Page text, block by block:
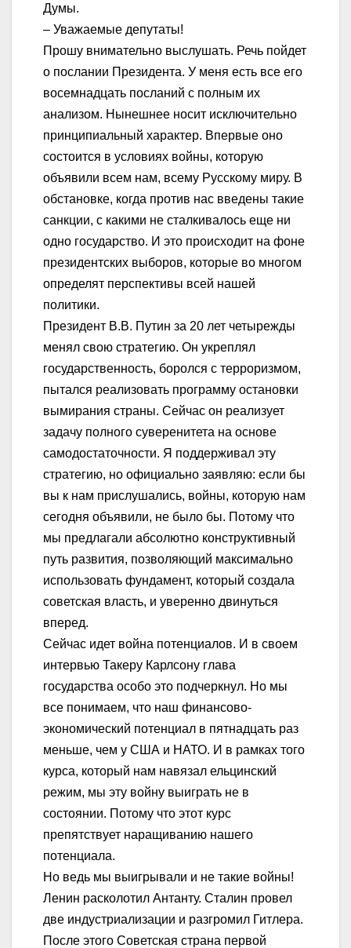
Думы.
– Уважаемые депутаты!
Прошу внимательно выслушать. Речь пойдет
о послании Президента. У меня есть все его
восемнадцать посланий с полным их
анализом. Нынешнее носит исключительно
принципиальный характер. Впервые оно
состоится в условиях войны, которую
объявили всем нам, всему Русскому миру. В
обстановке, когда против нас введены такие
санкции, с какими не сталкивалось еще ни
одно государство. И это происходит на фоне
президентских выборов, которые во многом
определят перспективы всей нашей
политики.
Президент В.В. Путин за 20 лет четырежды
менял свою стратегию. Он укреплял
государственность, боролся с терроризмом,
пытался реализовать программу остановки
вымирания страны. Сейчас он реализует
задачу полного суверенитета на основе
самодостаточности. Я поддерживал эту
стратегию, но официально заявляю: если бы
вы к нам прислушались, войны, которую нам
сегодня объявили, не было бы. Потому что
мы предлагали абсолютно конструктивный
путь развития, позволяющий максимально
использовать фундамент, который создала
советская власть, и уверенно двинуться
вперед.
Сейчас идет война потенциалов. И в своем
интервью Такеру Карлсону глава
государства особо это подчеркнул. Но мы
все понимаем, что наш финансово-
экономический потенциал в пятнадцать раз
меньше, чем у США и НАТО. И в рамках того
курса, который нам навязал ельцинский
режим, мы эту войну выиграть не в
состоянии. Потому что этот курс
препятствует наращиванию нашего
потенциала.
Но ведь мы выигрывали и не такие войны!
Ленин расколотил Антанту. Сталин провел
две индустриализации и разгромил Гитлера.
После этого Советская страна первой